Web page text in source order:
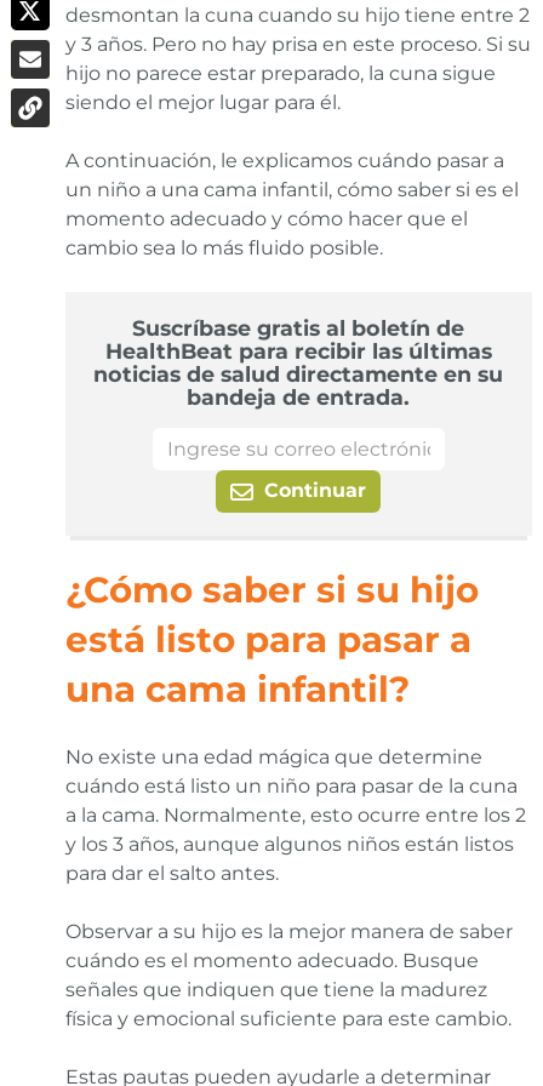
desmontan la cuna cuando su hijo tiene entre 2
y 3 años. Pero no hay prisa en este proceso. Si su
hijo no parece estar preparado, la cuna sigue
siendo el mejor lugar para él.
A continuación, le explicamos cuándo pasar a
un niño a una cama infantil, cómo saber si es el
momento adecuado y cómo hacer que el
cambio sea lo más fluido posible.
Suscríbase gratis al boletín de
HealthBeat para recibir las últimas
noticias de salud directamente en su
bandeja de entrada.
Continuar
¿Cómo saber si su hijo
está listo para pasar a
una cama infantil?
No existe una edad mágica que determine
cuándo está listo un niño para pasar de la cuna
a la cama. Normalmente, esto ocurre entre los 2
y los 3 años, aunque algunos niños están listos
para dar el salto antes.
Observar a su hijo es la mejor manera de saber
cuándo es el momento adecuado. Busque
señales que indiquen que tiene la madurez
física y emocional suficiente para este cambio.
Estas pautas pueden ayudarle a determinar